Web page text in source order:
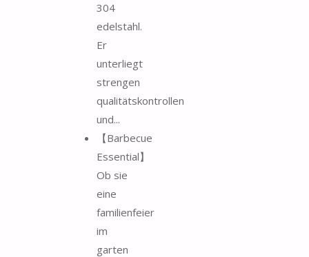
304
edelstahl.
Er
unterliegt
strengen
qualitätskontrollen
und...
【Barbecue
Essential】
Ob sie
eine
familienfeier
im
garten